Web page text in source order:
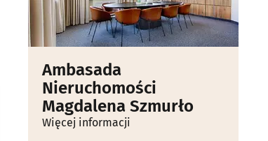
Ambasada
Nieruchomości
Magdalena Szmurło
Więcej informacji